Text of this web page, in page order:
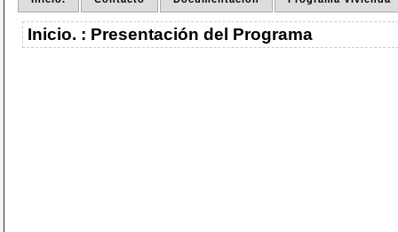
Inicio. : Presentación del Programa